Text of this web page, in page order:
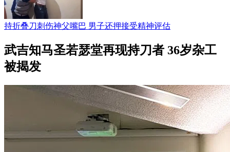
持折叠刀刺伤神父嘴巴 男子还押接受精神评估
武吉知马圣若瑟堂再现持刀者 36岁杂工
被揭发